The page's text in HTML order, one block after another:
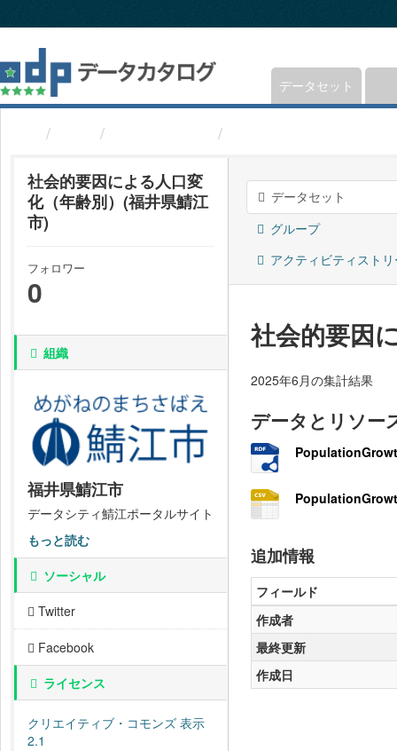
キ
プ
し
て
データセット
社会的要因による人口変
化（年齢別）(福井県鯖江
市)
フォロワー
0
組織
福井県鯖江市
データシティ鯖江ポータルサイト
もっと読む
ソーシャル
Twitter
Facebook
ライセンス
クリエイティブ・コモンズ 表示
2.1
データセット
グループ
アクティビティスト
社会的要因
2025年6月の集計結果
データとリソー
追加情報
フィールド
作成者
最終更新
作成日